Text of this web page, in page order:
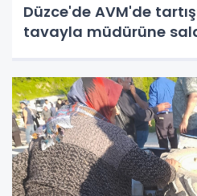
Düzce'de AVM'de
tavayla müdürüne